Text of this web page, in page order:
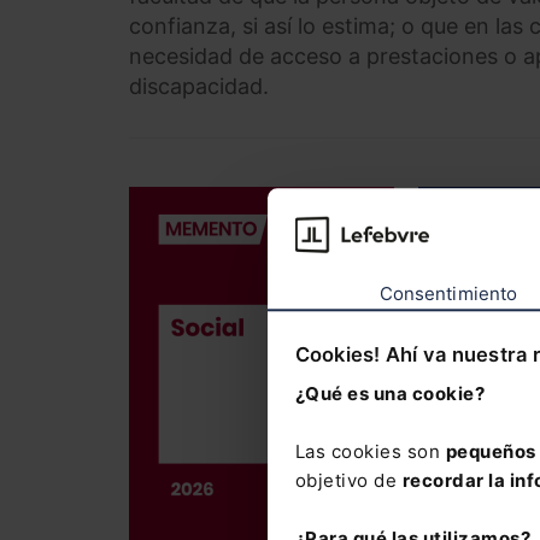
Consentimiento
Cookies! Ahí va nuestra
¿Qué es una cookie?
Las cookies son
objetivo de recordar la
confianza, si así lo estima; o que en las
necesidad de acceso a prestaciones o
discapacidad.
Memento
186,00€
laboral y
año, así